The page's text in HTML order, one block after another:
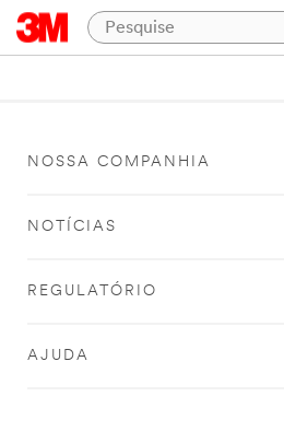
NOSSA COMPANHIA
NOTÍCIAS
REGULATÓRIO
AJUDA